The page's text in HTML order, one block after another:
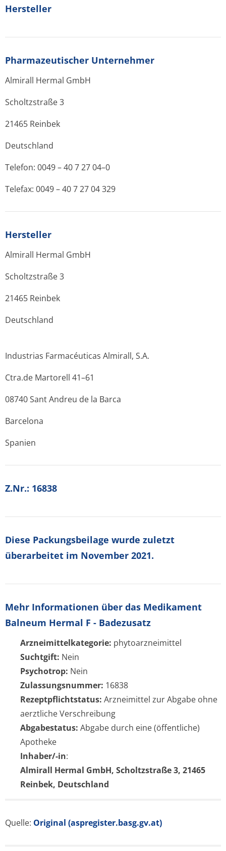
Hersteller
Pharmazeutischer Unternehmer
Almirall Hermal GmbH
Scholtzstraße 3
21465 Reinbek
Deutschland
Telefon: 0049 – 40 7 27 04–0
Telefax: 0049 – 40 7 27 04 329
Hersteller
Almirall Hermal GmbH
Scholtzstraße 3
21465 Reinbek
Deutschland
Industrias Farmacéuticas Almirall, S.A.
Ctra.de Martorell 41–61
08740 Sant Andreu de la Barca
Barcelona
Spanien
Z.Nr.: 16838
Diese Packungsbeilage wurde zuletzt
überarbeitet im November 2021.
Mehr Informationen über das Medikament
Balneum Hermal F - Badezusatz
Arzneimittelkategorie: phytoarzneimittel
Suchtgift: Nein
Psychotrop: Nein
Zulassungsnummer: 16838
Rezeptpflichtstatus: Arzneimittel zur Abgabe ohne
aerztliche Verschreibung
Abgabestatus: Abgabe durch eine (öffentliche)
Apotheke
Inhaber/-in:
Almirall Hermal GmbH, Scholtzstraße 3, 21465
Reinbek, Deutschland
Quelle: Original (aspregister.basg.gv.at)